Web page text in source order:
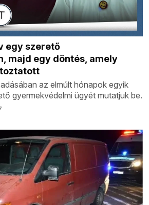
egy szerető
majd egy döntés, amely
az elmúlt hónapok egyik
gyermekvédelmi ügyét mutatjuk be.